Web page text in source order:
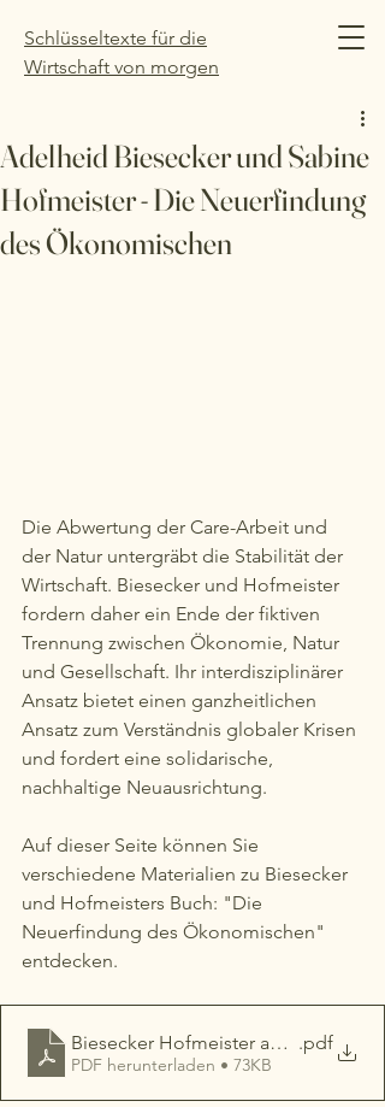
Schlüsseltexte für die
Wirtschaft von morgen
Adelheid Biesecker und Sabine
Hofmeister - Die Neuerfindung
des Ökonomischen
Die Abwertung der Care-Arbeit und
der Natur untergräbt die Stabilität der
Wirtschaft. Biesecker und Hofmeister
fordern daher ein Ende der fiktiven
Trennung zwischen Ökonomie, Natur
und Gesellschaft. Ihr interdisziplinärer
Ansatz bietet einen ganzheitlichen
Ansatz zum Verständnis globaler Krisen
und fordert eine solidarische,
nachhaltige Neuausrichtung.
Auf dieser Seite können Sie
verschiedene Materialien zu Biesecker
und Hofmeisters Buch: "Die
Neuerfindung des Ökonomischen"
entdecken.
Biesecker Hofmeister auf einer Seite
.pdf
PDF herunterladen • 73KB